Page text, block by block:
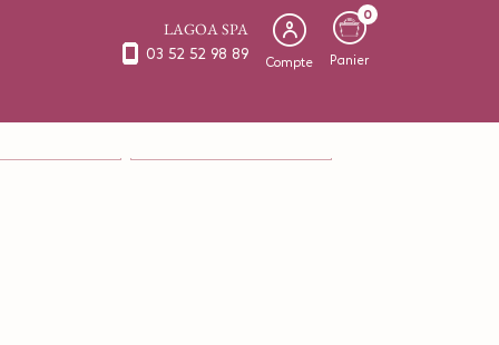
LAGOA SPA
03 52 52 98 89 Compte
0
Panier